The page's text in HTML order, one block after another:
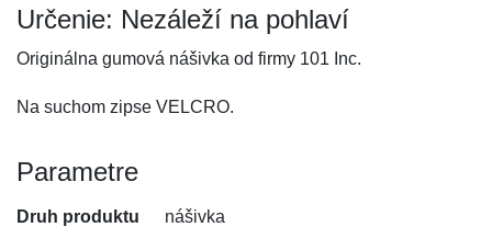
Určenie: Nezáleží na pohlaví
Originálna gumová nášivka od firmy 101 Inc.
Na suchom zipse VELCRO.
Parametre
Druh produktu nášivka